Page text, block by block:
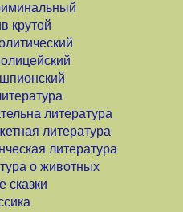
крутой
литература
литература
литература
о животных
сказки